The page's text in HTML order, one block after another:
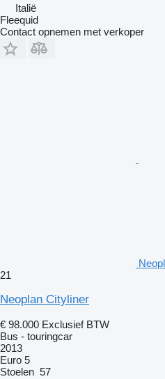
Italië
Fleequid
Contact opnemen met verkoper
21
Neoplan Cityliner
€ 98.000 Exclusief BTW
Bus - touringcar
2013
Euro 5
Stoelen 57